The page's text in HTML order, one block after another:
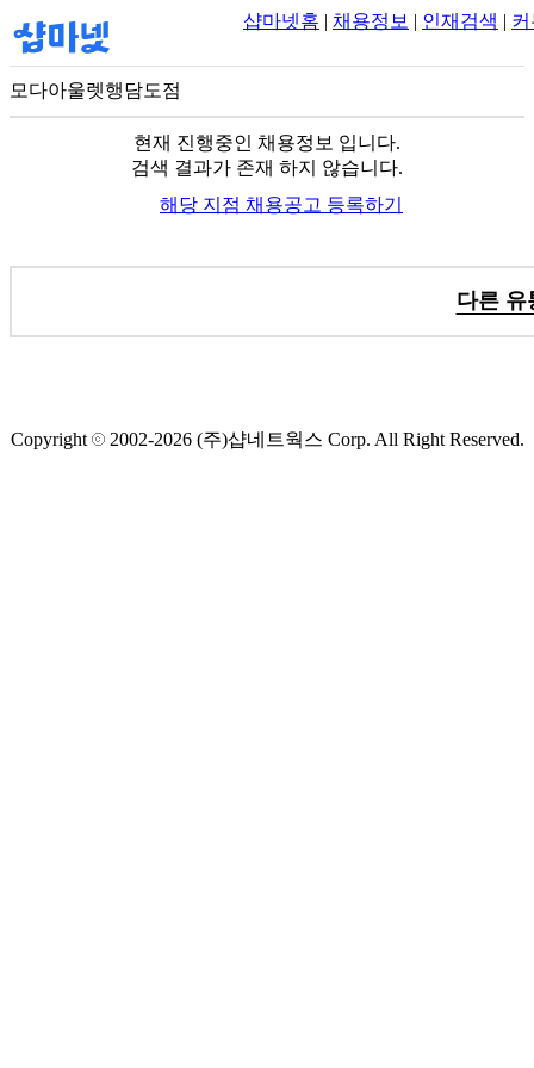
샵마넷홈 | 채용정보 | 인재검색 |
모다아울렛행담도점
100m
현재 진행중인 채용정보 입니다.
검색 결과가 존재 하지 않습니다.
해당 지점 채용공고 등록하기
다른 유
Copyright 2002-2026 (주)샵네트웍스 Corp. All Right Reserved.